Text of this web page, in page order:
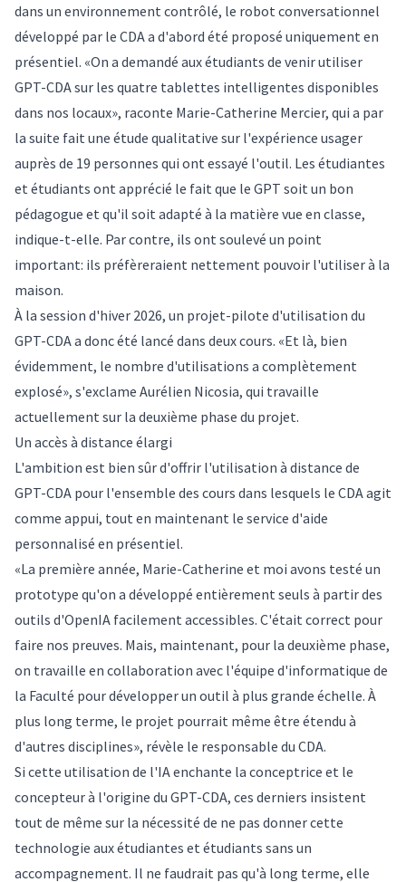
dans un environnement contrôlé, le robot conversationnel
développé par le CDA a d'abord été proposé uniquement en
présentiel. «On a demandé aux étudiants de venir utiliser
GPT-CDA sur les quatre tablettes intelligentes disponibles
dans nos locaux», raconte Marie-Catherine Mercier, qui a par
la suite fait une étude qualitative sur l'expérience usager
auprès de 19 personnes qui ont essayé l'outil. Les étudiantes
et étudiants ont apprécié le fait que le GPT soit un bon
pédagogue et qu'il soit adapté à la matière vue en classe,
indique-t-elle. Par contre, ils ont soulevé un point
important: ils préfèreraient nettement pouvoir l'utiliser à la
maison.
À la session d'hiver 2026, un projet-pilote d'utilisation du
GPT-CDA a donc été lancé dans deux cours. «Et là, bien
évidemment, le nombre d'utilisations a complètement
explosé», s'exclame Aurélien Nicosia, qui travaille
actuellement sur la deuxième phase du projet.
Un accès à distance élargi
L'ambition est bien sûr d'offrir l'utilisation à distance de
GPT-CDA pour l'ensemble des cours dans lesquels le CDA agit
comme appui, tout en maintenant le service d'aide
personnalisé en présentiel.
«La première année, Marie-Catherine et moi avons testé un
prototype qu'on a développé entièrement seuls à partir des
outils d'OpenIA facilement accessibles. C'était correct pour
faire nos preuves. Mais, maintenant, pour la deuxième phase,
on travaille en collaboration avec l'équipe d'informatique de
la Faculté pour développer un outil à plus grande échelle. À
plus long terme, le projet pourrait même être étendu à
d'autres disciplines», révèle le responsable du CDA.
Si cette utilisation de l'IA enchante la conceptrice et le
concepteur à l'origine du GPT-CDA, ces derniers insistent
tout de même sur la nécessité de ne pas donner cette
technologie aux étudiantes et étudiants sans un
accompagnement. Il ne faudrait pas qu'à long terme, elle